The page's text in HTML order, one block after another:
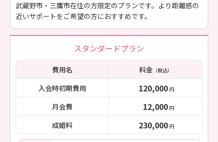
武蔵野市・三鷹市在住の方限定のプランです。より距離感の
近いサポートをご希望の方におすすめです。
スタンダードプラン
費用名 料金（税込）
入会時初期費用 120,000 円
月会費 12,000 円
成婚料 230,000 円